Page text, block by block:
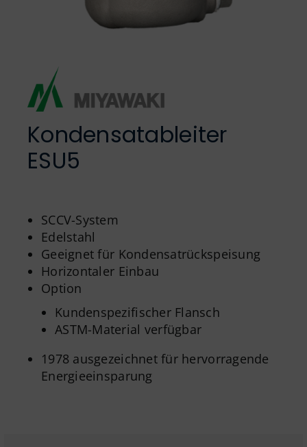
Kondensatableiter
ESU5
SCCV-System
Edelstahl
Geeignet für Kondensat­rückspeisung
Horizontaler Einbau
Option
Kundenspezifischer Flansch
ASTM-Material verfügbar
1978 ausgezeichnet für hervorragende
Energieeinsparung